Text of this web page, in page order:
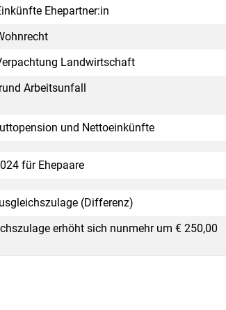
Ehepartner:in
Landwirtschaft
Arbeitsunfall
und Nettoeinkünfte
für Ehepaare
(Differenz)
erhöht sich nunmehr um € 250,00